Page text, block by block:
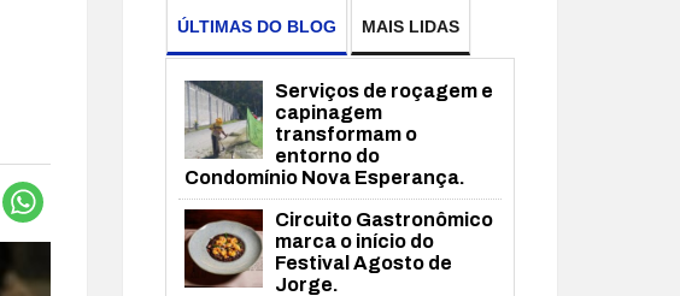
ÚLTIMAS DO BLOG MAIS LIDAS
Serviços de roçagem e
capinagem
transformam o
entorno do
Condomínio Nova Esperança.
Circuito Gastronômico
marca o início do
Festival Agosto de
Jorge.